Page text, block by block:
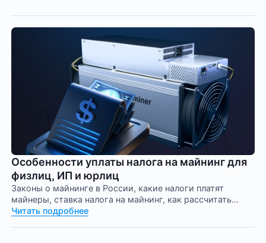
Особенности уплаты налога на майнинг для
физлиц, ИП и юрлиц
Законы о майнинге в России, какие налоги платят
майнеры, ставка налога на майнинг, как рассчитать
налог на майнинг, санкции за неуплату налога на
Читать подробнее